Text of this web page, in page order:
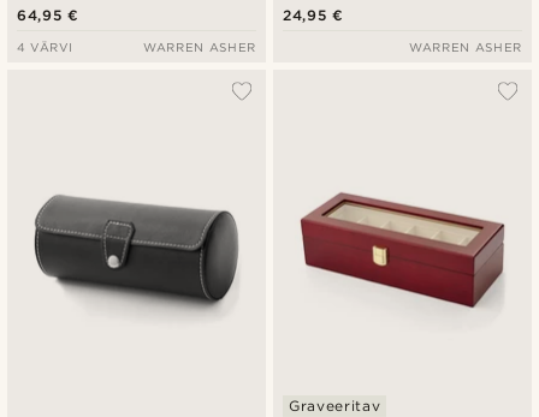
64,95 €
4 VÄRVI WARREN ASHER
24,95 €
WARREN ASHER
Graveeritav